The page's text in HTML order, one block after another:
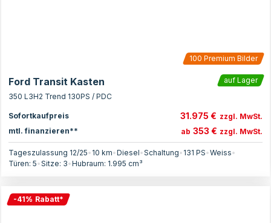
100 Premium Bilder
Ford Transit Kasten
auf Lager
350 L3H2 Trend 130PS / PDC
Sofortkaufpreis 31.975 € zzgl. MwSt.
mtl. finanzieren**
ab 353 € zzgl. MwSt.
Tageszulassung 12/25• 10 km•Diesel•Schaltung• 131 PS•Weiss•
Türen: 5•Sitze: 3•Hubraum: 1.995 cm³
-41% Rabatt*